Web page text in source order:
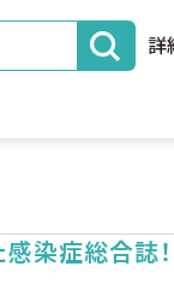
詳
感染症総合誌！